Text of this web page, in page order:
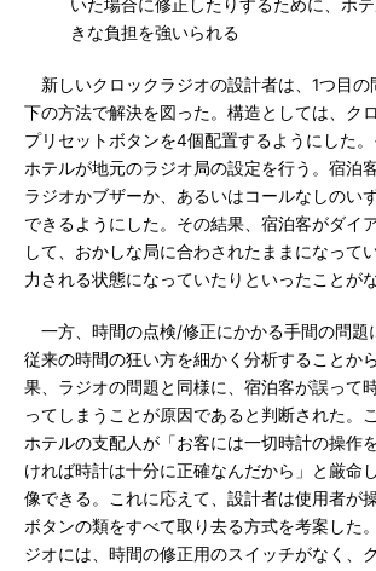
いた場合に修正したりするために、ホ
きな負担を強いられる
新しいクロックラジオの設計者は、1つ目の
下の方法で解決を図った。構造としては、ク
プリセットボタンを4個配置するようにした
ホテルが地元のラジオ局の設定を行う。宿泊
ラジオかブザーか、あるいはコールなしのい
できるようにした。その結果、宿泊客がダイ
して、おかしな局に合わされたままになって
力される状態になっていたりといったことが
一方、時間の点検/修正にかかる手間の問題
従来の時間の狂い方を細かく分析することか
果、ラジオの問題と同様に、宿泊客が誤って
ってしまうことが原因であると判断された。
ホテルの支配人が「お客には一切時計の操作
ければ時計は十分に正確なんだから」と厳命
像できる。これに応えて、設計者は使用者が
ボタンの類をすべて取り去る方式を考案した
ジオには、時間の修正用のスイッチがなく、